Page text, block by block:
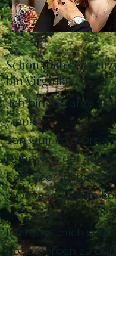
Schön dich
bin Virginia,
Ich bin 43 Jahre alt
Siena.
San Quirico d'Orcia
Ruhe, von der aus
bezauberndsten
d'Orcia erreichen
Ich freue mich sehr,
beherbergen zu